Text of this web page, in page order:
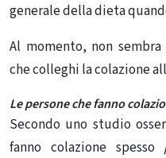
generale della dieta
Al momento, non
che colleghi la colazione
Le persone che fanno
Secondo uno studio
fanno colazione spesso